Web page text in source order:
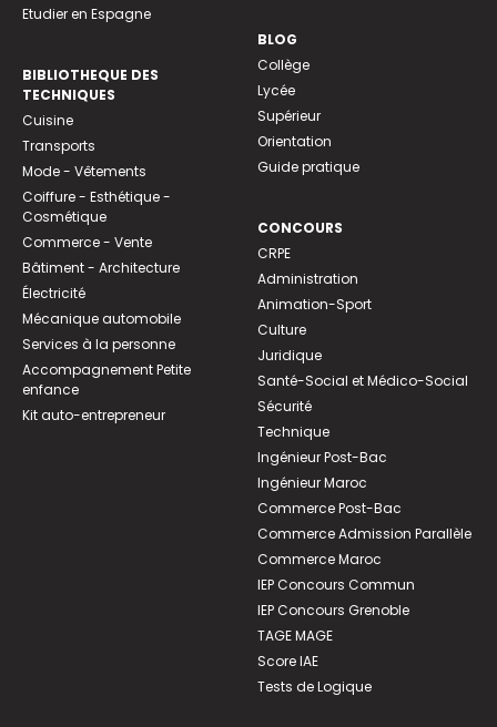
Etudier en Espagne
BIBLIOTHEQUE DES
TECHNIQUES
Cuisine
Transports
Mode - Vêtements
Coiffure - Esthétique -
Cosmétique
Commerce - Vente
Bâtiment - Architecture
Électricité
Mécanique automobile
Services à la personne
Accompagnement Petite
enfance
Kit auto-entrepreneur
BLOG
Collège
Lycée
Supérieur
Orientation
Guide pratique
CONCOURS
CRPE
Administration
Animation-Sport
Culture
Juridique
Santé-Social et Médico-Social
Sécurité
Technique
Ingénieur Post-Bac
Ingénieur Maroc
Commerce Post-Bac
Commerce Admission Parallèle
Commerce Maroc
IEP Concours Commun
IEP Concours Grenoble
TAGE MAGE
Score IAE
Tests de Logique